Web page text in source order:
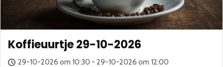
Koffieuurtje 29-10-2026
29-10-2026 om 10:30 - 29-10-2026 om 12:00